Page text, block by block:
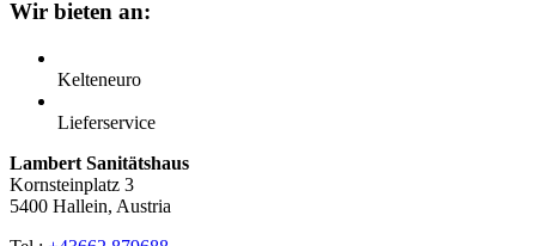
Wir bieten an:
Kelteneuro
Lieferservice
Lambert Sanitätshaus
Kornsteinplatz 3
5400 Hallein, Austria